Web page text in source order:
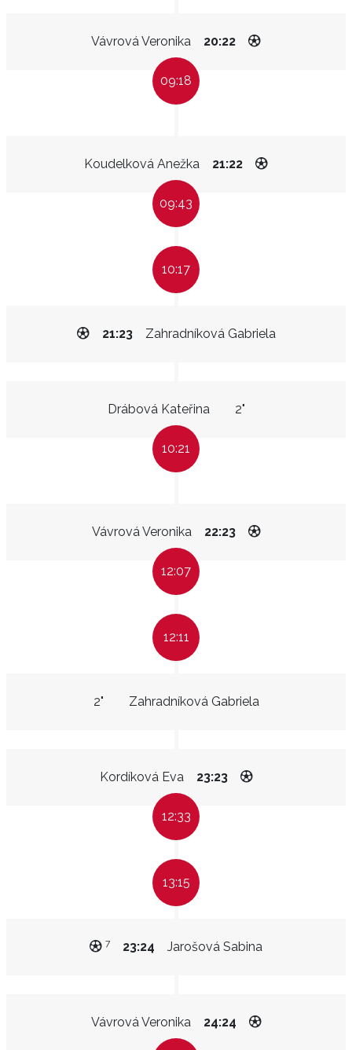
Vávrová Veronika 20:22
09:18
Koudelková Anežka 21:22
09:43
10:17
Zahradníková Gabriela
21:23
Drábová Kateřina 2"
10:21
Vávrová Veronika 22:23
12:07
12:11
Zahradníková Gabriela
2"
Kordíková Eva 23:23
12:33
13:15
Jarošová Sabina
23:24
7
Vávrová Veronika 24:24